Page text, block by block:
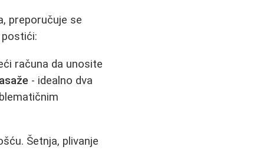
preporučuje se
računa da unosite
- idealno dva
Šetnja, plivanje